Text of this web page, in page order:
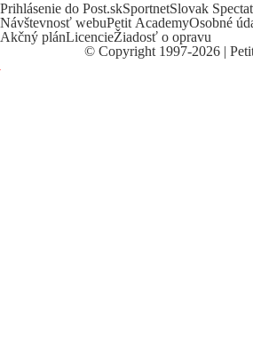
Prihlásenie do Post.skSportnetSlovak
Návštevnosť webuPetit AcademyOsobné
Akčný plánLicencieŽiadosť o opravu
© Copyright 1997-2026 |